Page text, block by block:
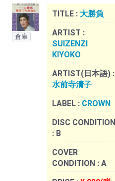
倉庫
TITLE : 大勝負
ARTIST :
SUIZENZI
KIYOKO
ARTIST(日本語) :
水前寺清子
LABEL : CROWN
DISC CONDITION
: B
COVER
CONDITION : A